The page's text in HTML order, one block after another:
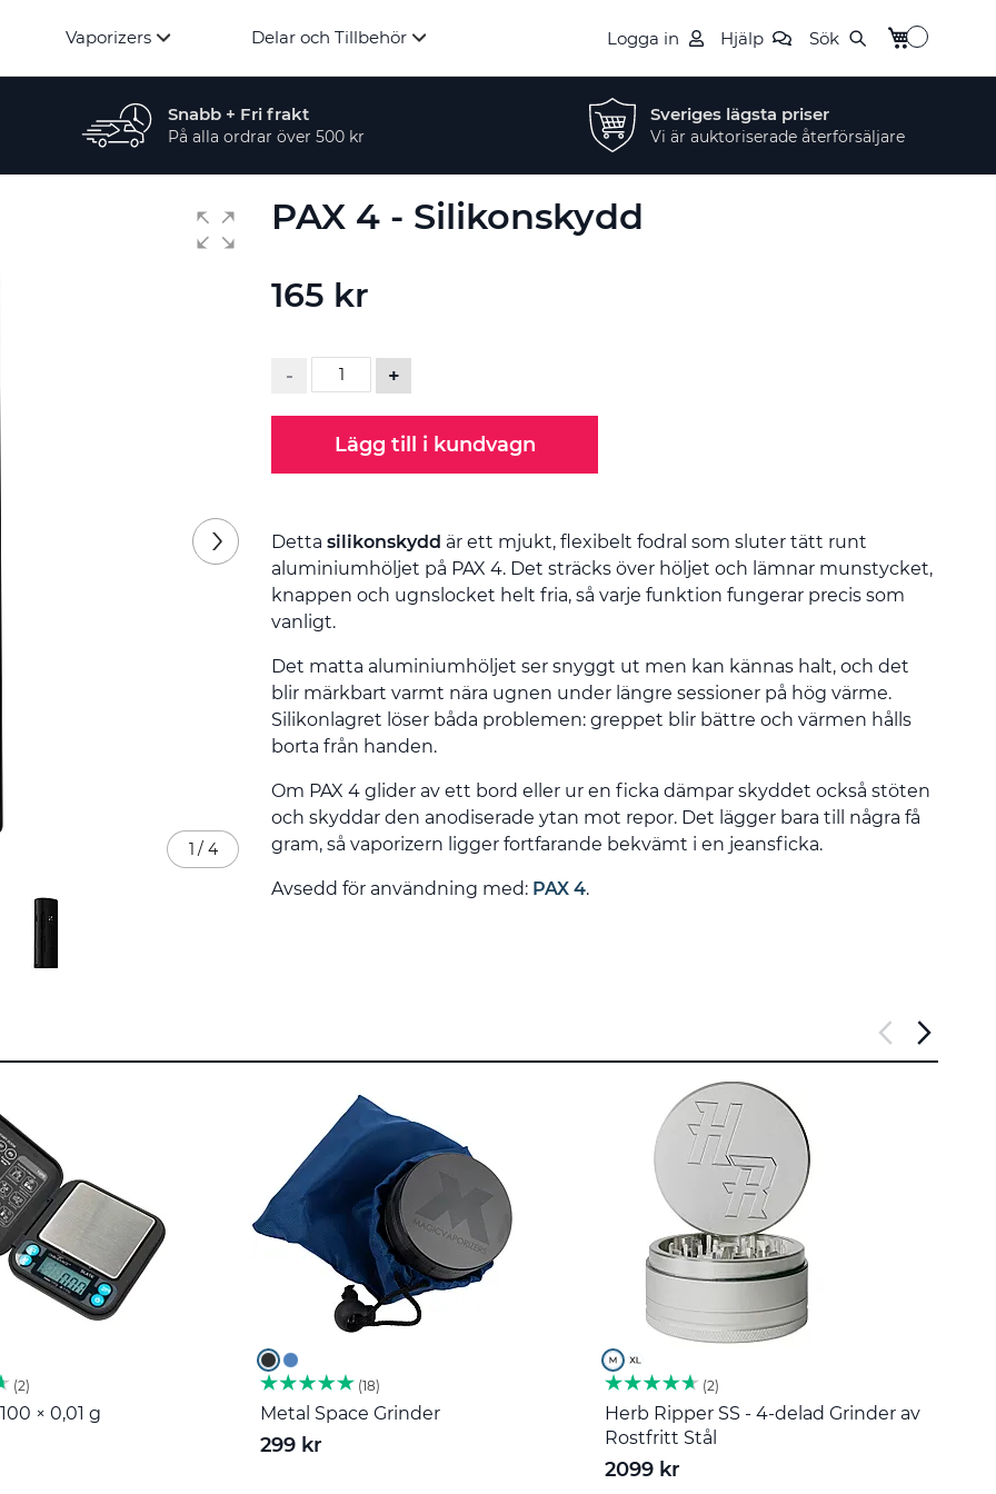
Vaporizers Delar och Tillbehör Logga in Hjälp Sök Min kundvagn
Snabb + Fri frakt
På alla ordrar över 500 kr
Sveriges lägsta priser
Vi är auktoriserade återförsäljare
PAX 4 - Silikonskydd
165 kr
- +
Lägg till i kundvagn
Detta silikonskydd är ett mjukt, flexibelt fodral som sluter tätt runt
aluminiumhöljet på PAX 4. Det sträcks över höljet och lämnar munstycket,
knappen och ugnslocket helt fria, så varje funktion fungerar precis som
vanligt.
Det matta aluminiumhöljet ser snyggt ut men kan kännas halt, och det
blir märkbart varmt nära ugnen under längre sessioner på hög värme.
Silikonlagret löser båda problemen: greppet blir bättre och värmen hålls
borta från handen.
Om PAX 4 glider av ett bord eller ur en ficka dämpar skyddet också stöten
och skyddar den anodiserade ytan mot repor. Det lägger bara till några få
gram, så vaporizern ligger fortfarande bekvämt i en jeansficka.
Avsedd för användning med: PAX 4.
1 / 4
2
× 0,01 g
18
Metal Space Grinder
299 kr
2
Herb Ripper SS - 4-delad Grinder av
Rostfritt Stål
2099 kr